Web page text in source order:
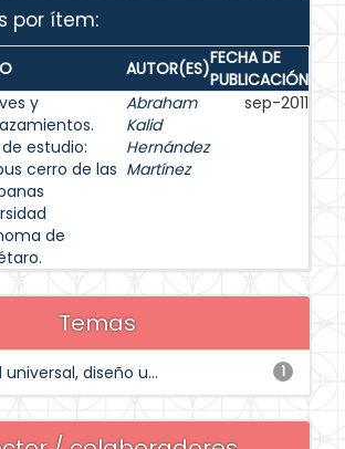
por ítem:
AUTOR(ES)FECHA DE
PUBLICACIÓN
y
estudio:
cerro de las
de
Abraham
Kalid
Hernández
Martínez
sep-2011
Temas
1
diseño u...